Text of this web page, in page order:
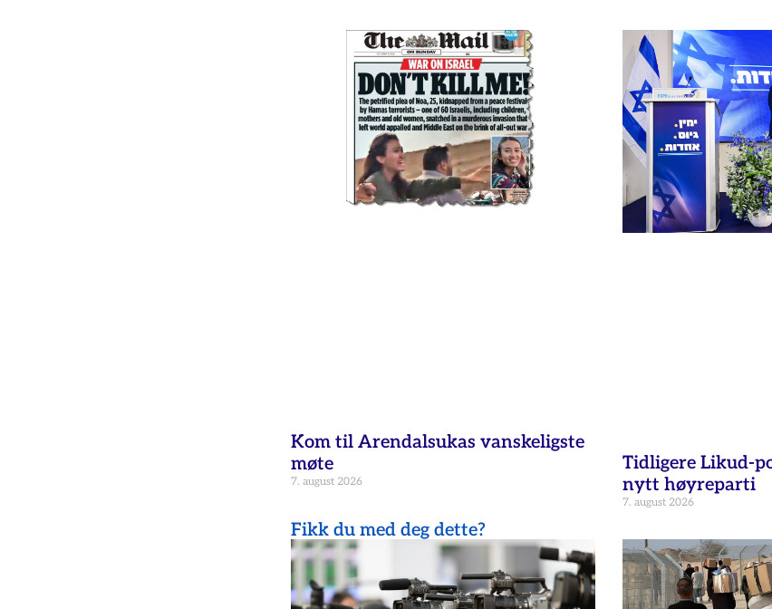
Kom til Arendalsukas vanskeligste
møte
7. august 2026
Tidligere Likud-
nytt høyreparti
7. august 2026
Fikk du med deg dette?